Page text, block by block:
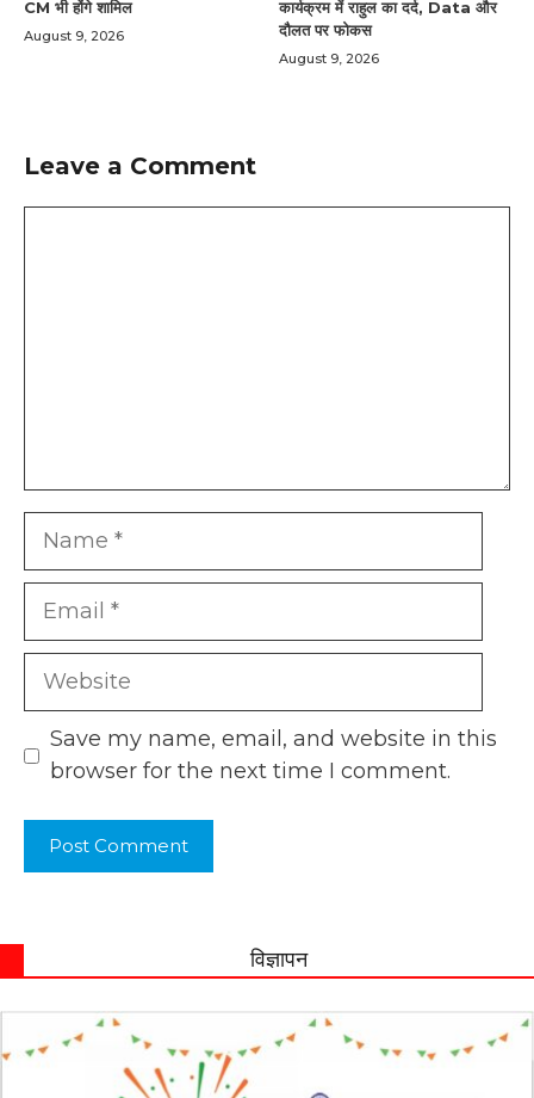
CM भी होंगे शामिल
August 9, 2026
कार्यक्रम में राहुल का दर्द, Data और
दौलत पर फोकस
August 9, 2026
Leave a Comment
Name
Email
Website
Save my name, email, and website in this
browser for the next time I comment.
विज्ञापन